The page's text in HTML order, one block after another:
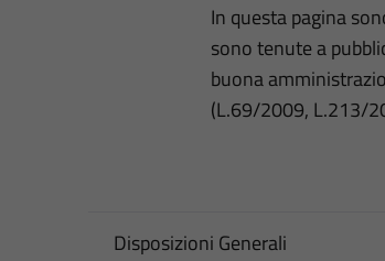
In questa pagina
sono tenute a
buona
(L.69/2009, L.213/
Disposizioni Generali